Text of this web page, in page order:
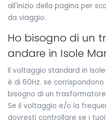
all'inizio della pagina per
da viaggio.
Ho bisogno di un
andare in Isole
Il voltaggio standard in
è di 60Hz. se
bisogno di un
Se il voltaggio e/o la
dovresti controllare se i